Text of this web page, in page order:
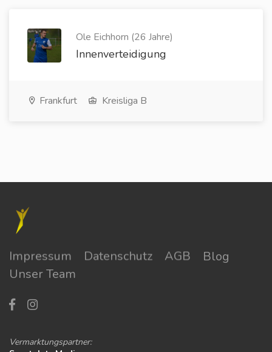
Ole Eichhorn (26 Jahre)
Innenverteidigung
Frankfurt Kreisliga B
Impressum Datenschutz AGB
Blog
Unser Team
Vermarktungspartner: